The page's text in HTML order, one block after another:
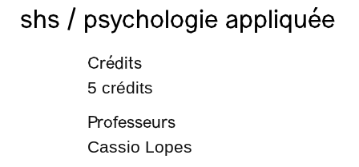
shs / psychologie appliquée
Crédits
5 crédits
Professeurs
Cassio Lopes